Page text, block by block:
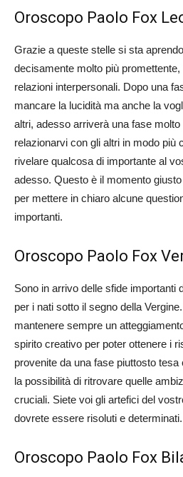
Oroscopo Paolo Fox
Grazie a queste stelle si sta
decisamente molto più
relazioni interpersonali. Dopo una
mancare la lucidità ma anche la
altri, adesso arriverà una fase
relazionarvi con gli altri in modo più
rivelare qualcosa di importante al
adesso. Questo è il momento
per mettere in chiaro alcune
importanti.
Oroscopo Paolo Fox
Sono in arrivo delle sfide importanti
per i nati sotto il segno della
mantenere sempre un
spirito creativo per poter ottenere i
provenite da una fase piuttosto
la possibilità di ritrovare quelle
cruciali. Siete voi gli artefici del
dovrete essere risoluti e determinati.
Oroscopo Paolo Fox